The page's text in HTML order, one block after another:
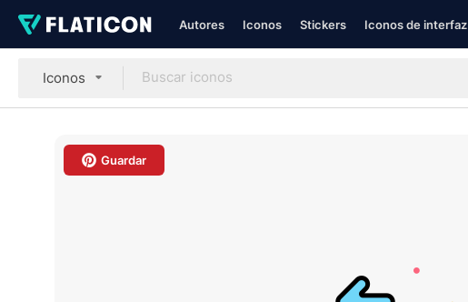
Autores Iconos Stickers Iconos de interfaz
Iconos
Guardar